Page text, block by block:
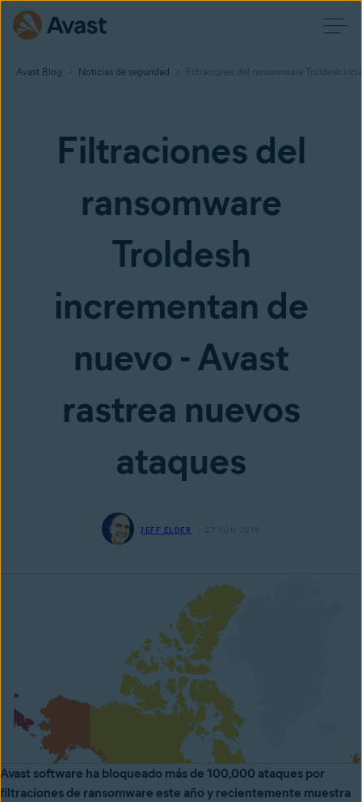
Avast Blog Noticias de seguridad Filtraciones del ransomware Troldesh
Filtraciones del
ransomware
Troldesh
incrementan de
nuevo - Avast
rastrea nuevos
ataques
JEFF ELDER 27 JUN 2019
Avast software ha bloqueado más de 100,000 ataques por
filtraciones de ransomware este año y recientemente muestra